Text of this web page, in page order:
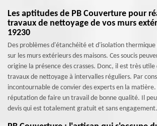
Les aptitudes de PB Couverture pour
travaux de nettoyage de vos murs
19230
Des problèmes d'étanchéité et d'isolation
sur les murs extérieurs des maisons. Ces soucis
origine la présence des crasses. Donc, il est très utile
travaux de nettoyage à intervalles réguliers. Par
incontournable de convier des experts en la matière.
réputation de faire un travail de bonne qualité. Il
devis qui est totalement gratuit et sans engagement.